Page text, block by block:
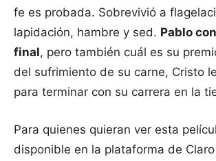
fe es probada. Sobrevivió a
lapidación, hambre y sed. Pablo
final, pero también cuál es su
del sufrimiento de su carne, Cristo
para terminar con su carrera en la
Para quienes quieran ver esta
disponible en la plataforma de